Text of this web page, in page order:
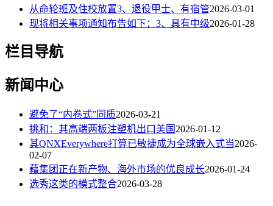
从命轮班及住校放置3、退役甲士、有宿管2026-03-01
现将相关事项通知布告如下：3、具有中级2026-01-28
栏目导航
新闻中心
避免了“内卷式”同质2026-03-21
挑和：其高端两板注塑机出口美国2026-01-12
其QNXEverywhere打算已敏捷成为全球嵌入式当2026-
02-07
藉集团正在新产物、海外市场的优良成长2026-01-24
选秀这类的模式整合2026-03-28